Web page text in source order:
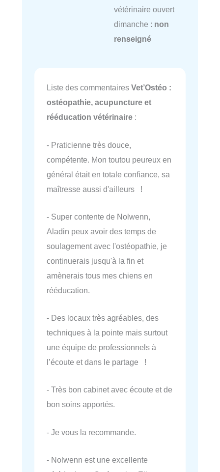
vétérinaire ouvert
dimanche : non
renseigné
Liste des commentaires Vet’Ostéo :
ostéopathie, acupuncture et
rééducation vétérinaire :
- Praticienne très douce,
compétente. Mon toutou peureux en
général était en totale confiance, sa
maîtresse aussi d'ailleurs !
- Super contente de Nolwenn,
Aladin peux avoir des temps de
soulagement avec l'ostéopathie, je
continuerais jusqu'à la fin et
amènerais tous mes chiens en
rééducation.
- Des locaux très agréables, des
techniques à la pointe mais surtout
une équipe de professionnels à
l’écoute et dans le partage !
- Très bon cabinet avec écoute et de
bon soins apportés.
- Je vous la recommande.
- Nolwenn est une excellente